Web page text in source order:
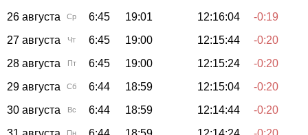
26 августа
Ср 6:45 19:01 12:16:04
-0:19
27 августа
Чт 6:45 19:00 12:15:44
-0:20
28 августа
Пт 6:45 19:00 12:15:24
-0:20
29 августа
Сб 6:44 18:59 12:15:04
-0:20
30 августа
Вс 6:44 18:59 12:14:44
-0:20
Пн